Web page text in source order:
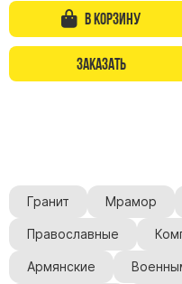
Столбы
Вазы
В корзину
Заказать
Гранит Мрамор
Православные
Армянские